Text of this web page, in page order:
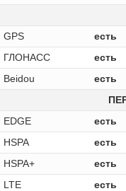
GPS
есть
ГЛОНАСС
есть
Beidou
есть
EDGE
есть
HSPA
есть
HSPA+
есть
LTE
есть